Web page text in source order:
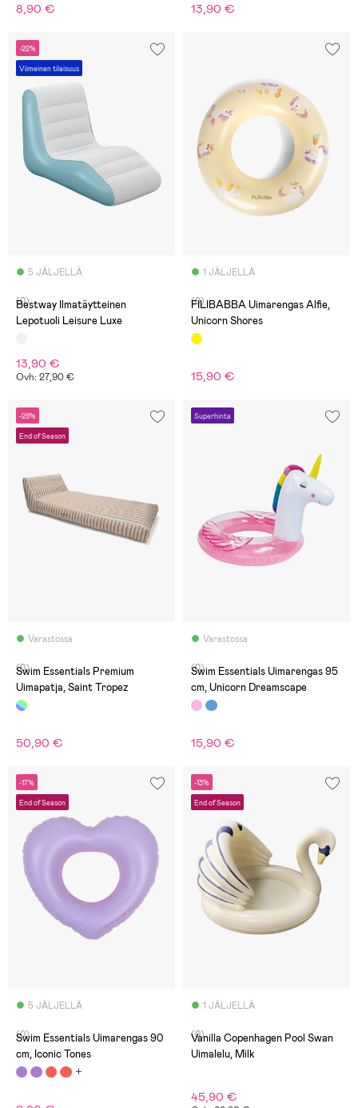
8,90 € 13,90 €
-22%
Viimeinen tilaisuus
5 JÄLJELLÄ
(0)
Bestway Ilmatäytteinen
Lepotuoli Leisure Luxe
13,90 €
Ovh: 27,90 €
1 JÄLJELLÄ
(0)
FILIBABBA Uimarengas Alfie,
Unicorn Shores
15,90 €
-29%
End of Season
Varastossa
(0)
Swim Essentials Premium
Uimapatja, Saint Tropez
50,90 €
Superhinta
Varastossa
(0)
Swim Essentials Uimarengas 95
cm, Unicorn Dreamscape
15,90 €
-17%
End of Season
5 JÄLJELLÄ
(0)
Swim Essentials Uimarengas 90
cm, Iconic Tones
-13%
End of Season
1 JÄLJELLÄ
(0)
Vanilla Copenhagen Pool Swan
Uimalelu, Milk
45,90 €